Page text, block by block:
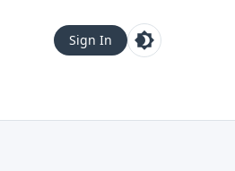
Sign In